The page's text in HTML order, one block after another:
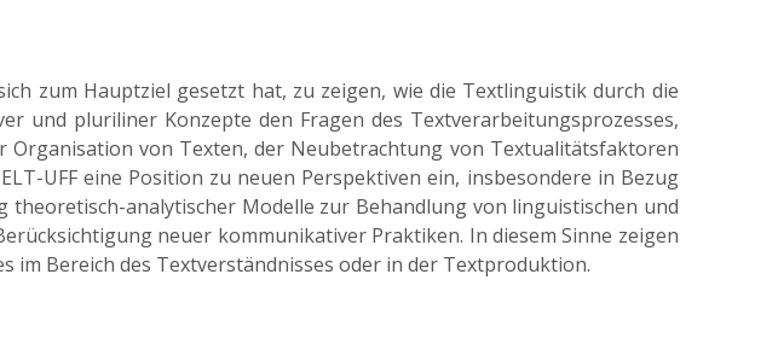
zum Hauptziel gesetzt hat, zu zeigen, wie die Textlinguistik durch die
und pluriliner Konzepte den Fragen des Textverarbeitungsprozesses,
Organisation von Texten, der Neubetrachtung von Textualitätsfaktoren
UFF eine Position zu neuen Perspektiven ein, insbesondere in Bezug
analytischer Modelle zur Behandlung von linguistischen und
neuer kommunikativer Praktiken. In diesem Sinne zeigen
im Bereich des Textverständnisses oder in der Textproduktion.